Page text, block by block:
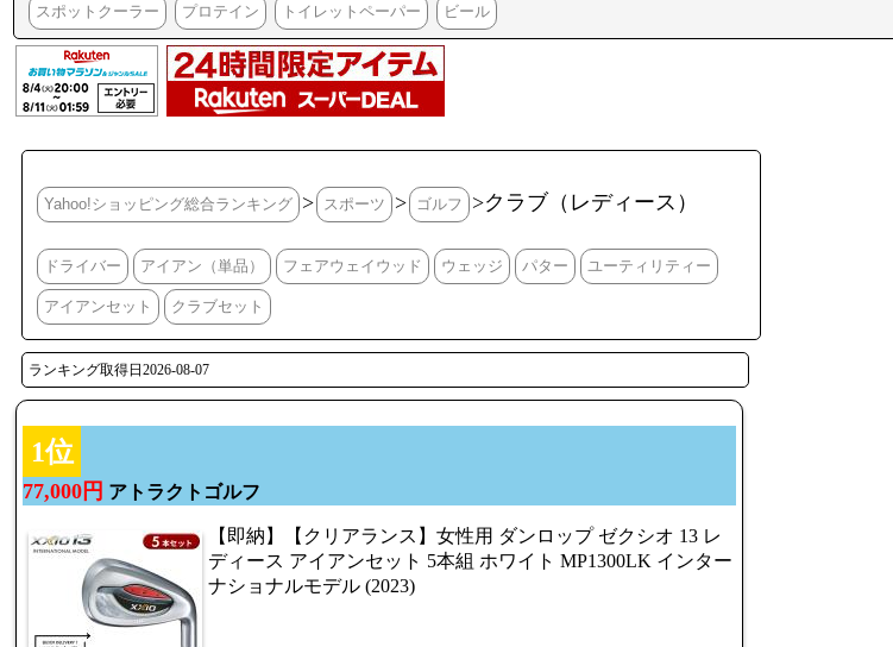
スポットクーラー プロテイン トイレットペーパー ビール
Yahoo!ショッピング総合ランキング > スポーツ > ゴルフ >クラブ（レディース）
ドライバー アイアン（単品） フェアウェイウッド ウェッジ パター ユーティリティー
アイアンセット クラブセット
ランキング取得日2026-08-07
1位
77,000円 アトラクトゴルフ
【即納】【クリアランス】女性用 ダンロップ ゼクシオ 13 レ
ディース アイアンセット 5本組 ホワイト MP1300LK インター
ナショナルモデル (2023)